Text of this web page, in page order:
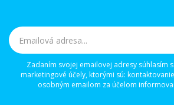
Zadaním svojej emailovej adresy súhlasím
marketingové účely, ktorými sú:
osobným emailom za účelom